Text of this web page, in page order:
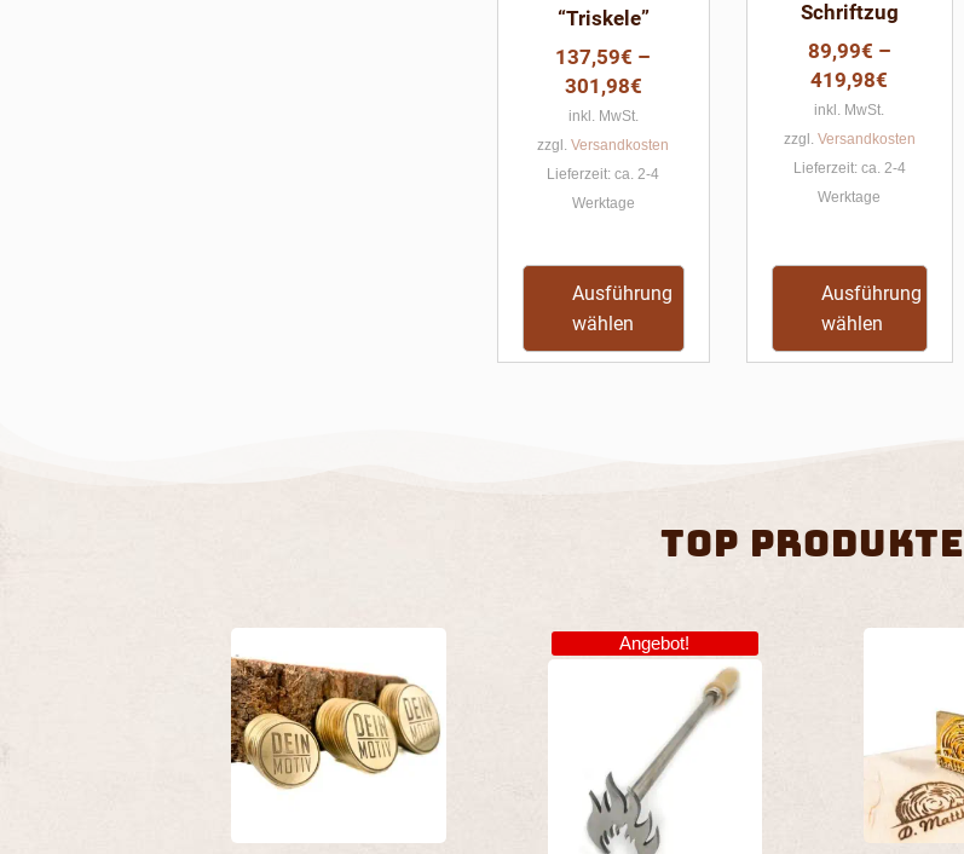
“Triskele”
137,59€ –
301,98€
inkl. MwSt.
zzgl.Versandkosten
Lieferzeit:ca. 2-4
Werktage
Ausführung
wählen
können
auf
der
Produktseite
gewählt
werden
Schriftzug
89,99€ –
419,98€
inkl. MwSt.
zzgl. Versandkosten
Lieferzeit: ca. 2-4
Werktage
Ausführung
wählen
können
auf
der
Produktseite
gewählt
werden
TOP ProduktE
Produkt
mehrere
Varianten
auf.
Die
Angebot!
Produkt
weist
mehrere
Varianten
auf.
Die
können